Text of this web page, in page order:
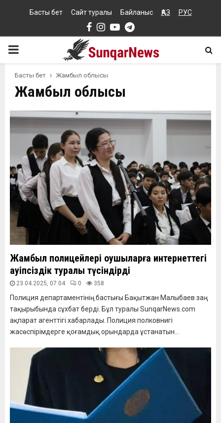
Басты бет Сайт туралы Байланыс ҚАЗ РУС
Facebook
Instagram
YoutubeTelegram
PRIMARY
MENU
Басты бет Жамбыл облысы
Жамбыл облысы
Жамбыл полицейлері оқушыларға интернеттегі
қауіпсіздік туралы түсіндірді
23.04.2025, 07:04 0 358
Полиция департаментінің бастығы Бақытжан Малыбаев заң
тақырыбында сұхбат берді. Бұл туралы SunqarNews.com
ақпарат агенттігі хабарлады. Полиция полковнигі
жасөспірімдерге қоғамдық орындарда ұстанатын...